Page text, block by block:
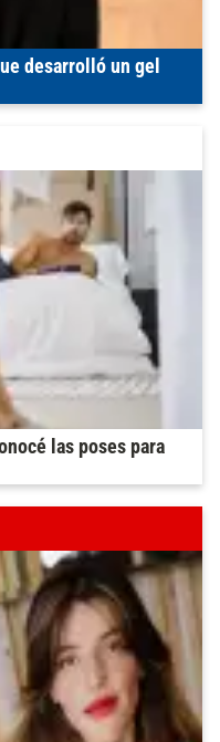
desarrolló un gel
las poses para